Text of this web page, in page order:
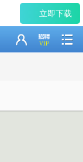
立即下载